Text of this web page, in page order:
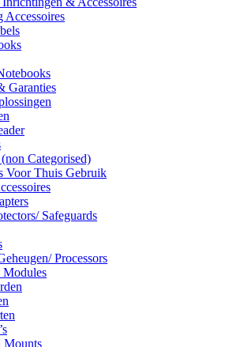
Accessoires
Garanties
Categorised)
Voor Thuis Gebruik
Safeguards
Processors
Modules
Mounts